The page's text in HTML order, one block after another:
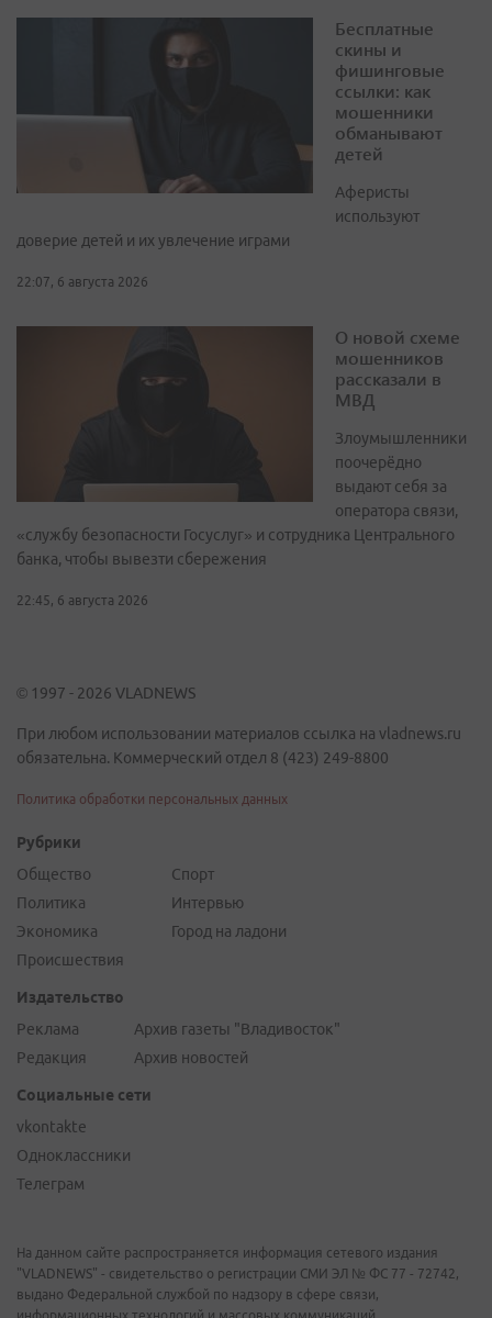
Бесплатные
скины и
фишинговые
ссылки: как
мошенники
обманывают
детей
Аферисты
используют
доверие детей и их увлечение играми
22:07, 6 августа 2026
О новой схеме
мошенников
рассказали в
МВД
Злоумышленники
поочерёдно
выдают себя за
оператора связи,
«службу безопасности Госуслуг» и сотрудника Центрального
банка, чтобы вывезти сбережения
22:45, 6 августа 2026
© 1997 - 2026 VLADNEWS
При любом использовании материалов ссылка на vladnews.ru
обязательна. Коммерческий отдел 8 (423) 249-8800
Политика обработки персональных данных
Рубрики
Общество
Политика
Экономика
Происшествия
Спорт
Интервью
Город на ладони
Издательство
Реклама
Редакция
Архив газеты "Владивосток"
Архив новостей
Социальные сети
vkontakte
Одноклассники
Телеграм
На данном сайте распространяется информация сетевого издания
"VLADNEWS" - свидетельство о регистрации СМИ ЭЛ № ФС 77 - 72742,
выдано Федеральной службой по надзору в сфере связи,